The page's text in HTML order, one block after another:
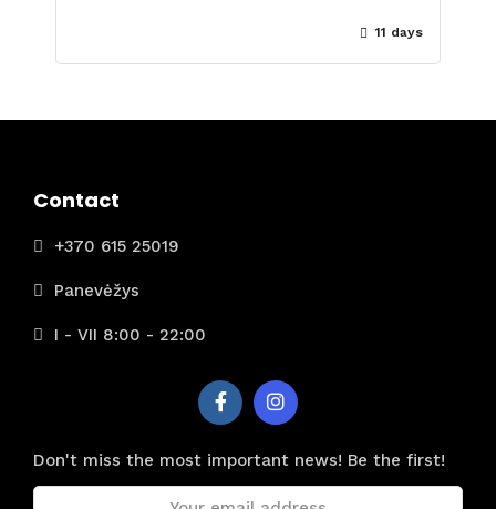
11 days
Contact
+370 615 25019
Panevėžys
I - VII 8:00 - 22:00
Don't miss the most important news! Be the first!